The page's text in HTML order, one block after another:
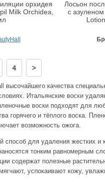
орхидея
Milk Orchidea,
Лосьон
с
4 >
высочайшего качества
Итальянские воски
воски подходят для
горячего и тёплого воска.
возможность ожога.
способ для удаления жестких и
тонким равномерным
содержат полезные
успокаивают кожу,